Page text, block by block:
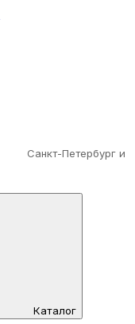
Санкт-Петербург и
Каталог